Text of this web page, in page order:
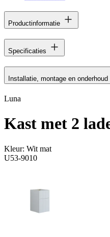
Productinformatie
Specificaties
Installatie, montage en onderhoud
Luna
Kast met 2
Kleur: Wit mat
U53-9010